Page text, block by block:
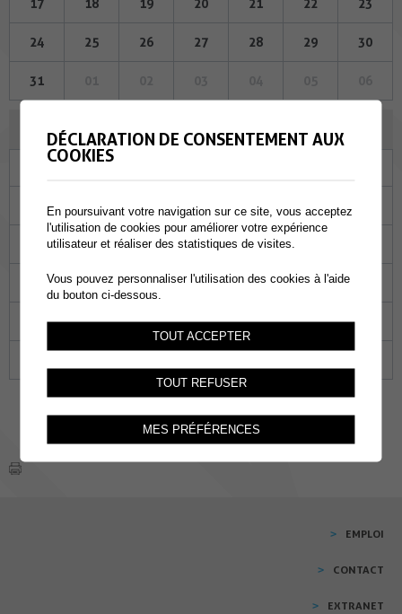
24 25 26 27 28 29 30
31
AOÛT 2023
02 03 04
08 09 10 11
15 16 17 18 19
22 23 24 25 26
EMPLOI
CONTACT
EXTRANET
DÉCLARATION DE CONSENTEMENT AUX
COOKIES
En poursuivant votre navigation sur ce site, vous acceptez
l'utilisation de cookies pour améliorer votre expérience
utilisateur et réaliser des statistiques de visites.
Vous pouvez personnaliser l'utilisation des cookies à l'aide
du bouton ci-dessous.
TOUT ACCEPTER
TOUT REFUSER
MES PRÉFÉRENCES